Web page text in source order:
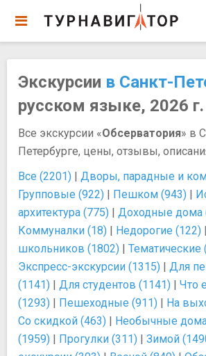
Экскурсии в Санкт-
русском языке, 2026 г.
Все экскурсии «Обсерватория» в
Петербурге, цены, отзывы,
Все (2201) | Дворы, парадные и
Групповые (922) | Пешком (943) |
архитектура (775) | Доходные дома
Коммуналки (18) | Недорогие (122) |
школьников (1802) | Тематические
Экспресс-экскурсии (1315) | Для
(1141) | Для студентов (1141) | Что
(1293) | Пешеходные (911) | На
Со скидкой (463) | Необычные
(1959) | Прогулки (311) | Зимой